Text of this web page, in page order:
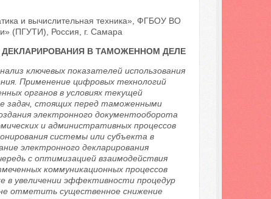
и вычислительная техника», ФГБОУ ВО
(ПГУТИ), Россия, г. Самара
В ТАМОЖЕННОМ ДЕЛЕ
ключевых показателей использования
Применение цифровых технологий
органов в условиях текущей
задач, стоящих перед таможенными
электронного документооборота
и административных процессов
системы или субъекта в
электронного декларирования
с оптимизацией взаимодействия
коммуникационных процессов
в увеличении эффективности процедур
отметить существенное снижение